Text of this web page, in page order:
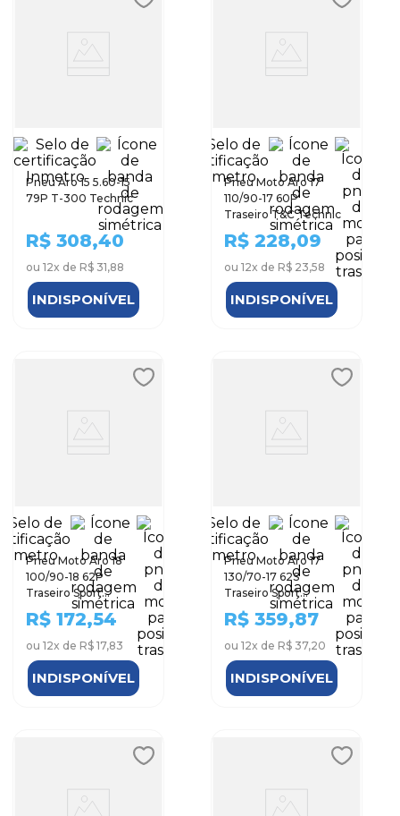
Pneu Aro 15 5.60-15
79P T-300 Technic
R$ 308,40
ou 12x de R$ 31,88
INDISPONÍVEL
Pneu Moto Aro 17
110/90-17 60P
Traseiro T&C Technic
R$ 228,09
ou 12x de R$ 23,58
INDISPONÍVEL
Pneu Moto Aro 18
100/90-18 62P
Traseiro Sport
Technic
R$ 172,54
ou 12x de R$ 17,83
INDISPONÍVEL
Pneu Moto Aro 17
130/70-17 62S
Traseiro Sport
Technic
R$ 359,87
ou 12x de R$ 37,20
INDISPONÍVEL